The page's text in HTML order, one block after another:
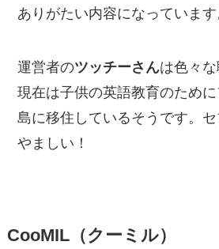
ありがたい内容になっています
運営者のツッチーさんは色々な
現在は子供の英語教育のため
島に移住しているそうです。
やましい！
CooMIL（クーミル）